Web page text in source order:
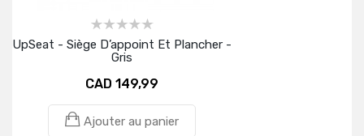
UpSeat - Siège D’appoint Et Plancher -
Gris
CAD 149,99
Ajouter au panier